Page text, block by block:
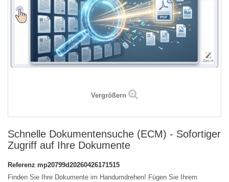
Vergrößern
Schnelle Dokumentensuche (ECM) - Sofortiger
Zugriff auf Ihre Dokumente
Referenz mp20799d20260426171515
Finden Sie Ihre Dokumente im Handumdrehen! Fügen Sie Ihrem